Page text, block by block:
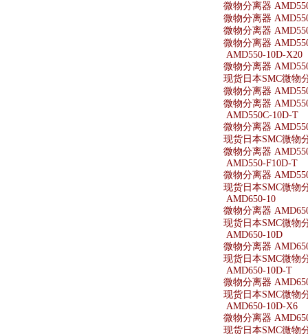
微物分离器
微物分离器
微物分离器
微物分离器
AMD550-10D-X20
微物分离器
现货日本SMC微物
微物分离器
微物分离器
AMD550C-10D-T
微物分离器
现货日本SMC微物
微物分离器
AMD550-F10D-T
微物分离器
现货日本SMC微物
AMD650-10
微物分离器
现货日本SMC微物
AMD650-10D
微物分离器
现货日本SMC微物
AMD650-10D-T
微物分离器
现货日本SMC微物
AMD650-10D-X6
微物分离器
现货日本SMC微物